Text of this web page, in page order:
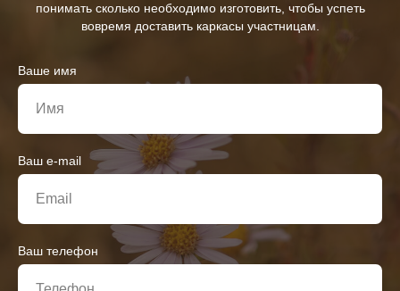
понимать сколько необходимо изготовить, чтобы успеть
вовремя доставить каркасы участницам.
Ваше имя
Ваш e-mail
Ваш телефон